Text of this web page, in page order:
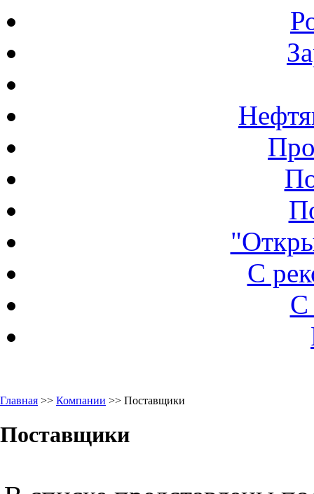
С
С
Главная >> Компании >> Поставщики
Поставщики